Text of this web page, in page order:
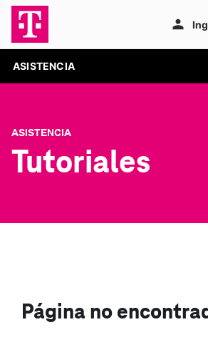
ASISTENCIA
ASISTENCIA
Tutoriales